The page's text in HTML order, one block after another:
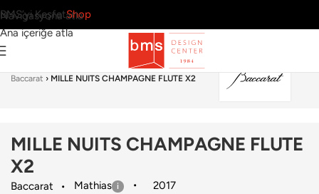
Navigasyona atla
Ana içeriğe atla
BMS’yi KeşfetShop
Kadeh & Kadeh Seti›
Baccarat › MILLE NUITS CHAMPAGNE FLUTE X2
MILLE NUITS CHAMPAGNE FLUTE
X2
Baccarat Mathias
2017